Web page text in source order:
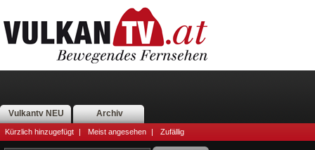
Vulkantv NEU Archiv
Kürzlich hinzugefügt | Meist angesehen | Zufällig